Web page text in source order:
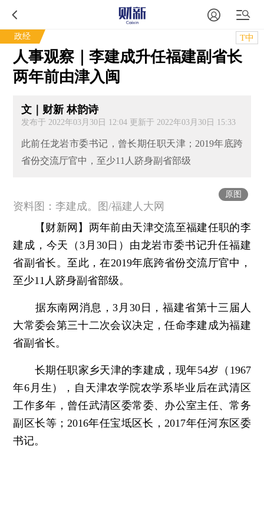
政经 T中
人事观察｜李建成升任福建副省长
两年前由津入闽
文｜财新 林韵诗
发布于 2022年03月30日 12:04 更新于 2022年03月30日 15:33
此前任龙岩市委书记，曾长期任职天津；2019年底跨
省份交流厅官中，至少11人跻身副省部级
原图
资料图：李建成。图/福建人大网
【财新网】 两年前由天津交流至福建任职的李
建成，今天（3月30日）由龙岩市委书记升任福建
省副省长。至此，在2019年底跨省份交流厅官中，
至少11人跻身副省部级。
据东南网消息，3月30日，福建省第十三届人
大常委会第三十二次会议决定，任命李建成为福建
省副省长。
长期任职家乡天津的李建成，现年54岁（1967
年6月生），自天津农学院农学系毕业后在武清区
工作多年，曾任武清区委常委、办公室主任、常务
副区长等；2016年任宝坻区长，2017年任河东区委
书记。